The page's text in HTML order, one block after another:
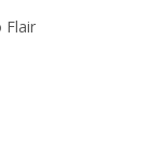
Flair